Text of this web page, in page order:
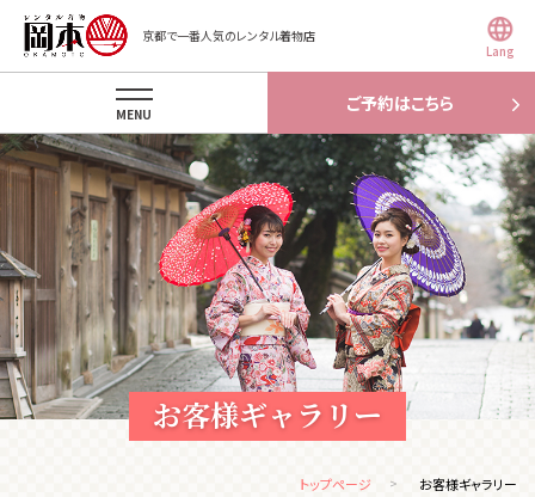
京都で一番人気のレンタル着物店
Lang
ご予約はこちら
MENU
お客様ギャラリー
トップページ お客様ギャラリー